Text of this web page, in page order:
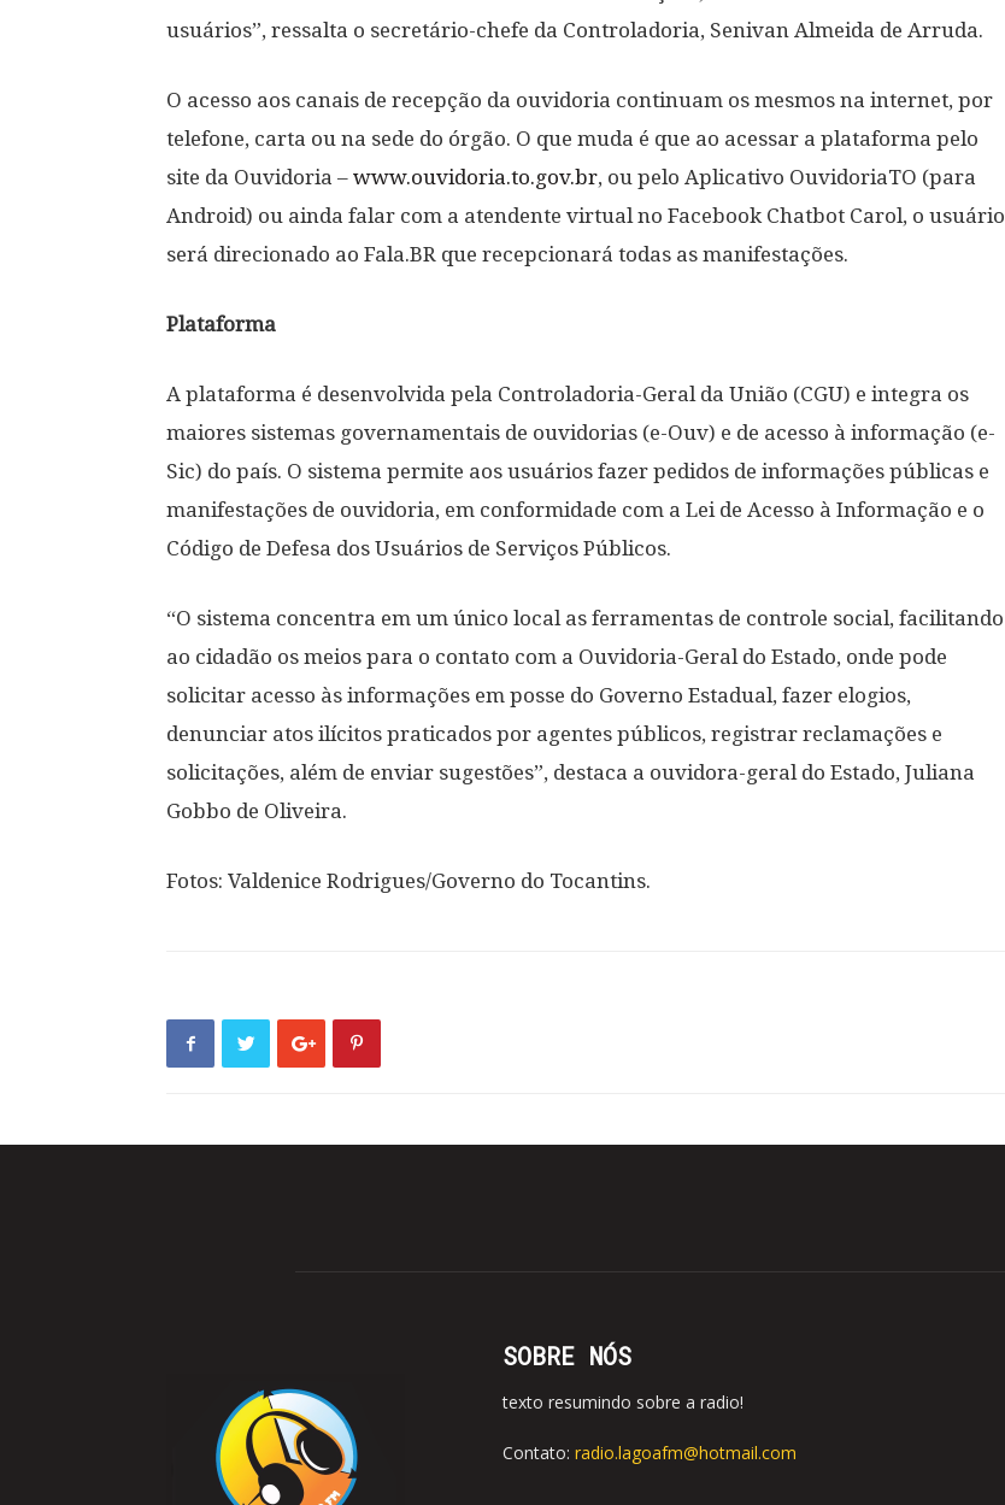
usuários”, ressalta o secretário-chefe da Controladoria, Senivan Almeida de Arruda.
O acesso aos canais de recepção da ouvidoria continuam os mesmos na internet, por
telefone, carta ou na sede do órgão. O que muda é que ao acessar a plataforma pelo
site da Ouvidoria – www.ouvidoria.to.gov.br, ou pelo Aplicativo OuvidoriaTO (para
Android) ou ainda falar com a atendente virtual no Facebook Chatbot Carol, o usuário
será direcionado ao Fala.BR que recepcionará todas as manifestações.
Plataforma
A plataforma é desenvolvida pela Controladoria-Geral da União (CGU) e integra os
maiores sistemas governamentais de ouvidorias (e-Ouv) e de acesso à informação (e-
Sic) do país. O sistema permite aos usuários fazer pedidos de informações públicas e
manifestações de ouvidoria, em conformidade com a Lei de Acesso à Informação e o
Código de Defesa dos Usuários de Serviços Públicos.
“O sistema concentra em um único local as ferramentas de controle social, facilitando
ao cidadão os meios para o contato com a Ouvidoria-Geral do Estado, onde pode
solicitar acesso às informações em posse do Governo Estadual, fazer elogios,
denunciar atos ilícitos praticados por agentes públicos, registrar reclamações e
solicitações, além de enviar sugestões”, destaca a ouvidora-geral do Estado, Juliana
Gobbo de Oliveira.
Fotos: Valdenice Rodrigues/Governo do Tocantins.
SOBRE NÓS
texto resumindo sobre a radio!
Contato: radio.lagoafm@hotmail.com